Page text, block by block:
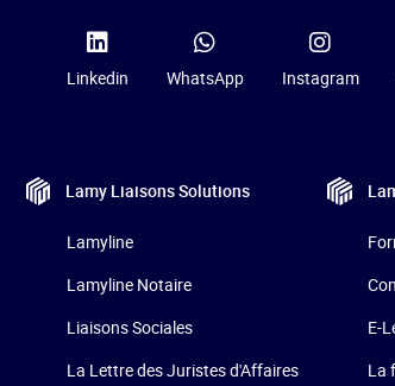
Linkedin WhatsApp Instagram
Lamy LiaisonsSolutions
Lamyline
Lamyline Notaire
Liaisons Sociales
La Lettre des Juristes d'Affaires
E-
La